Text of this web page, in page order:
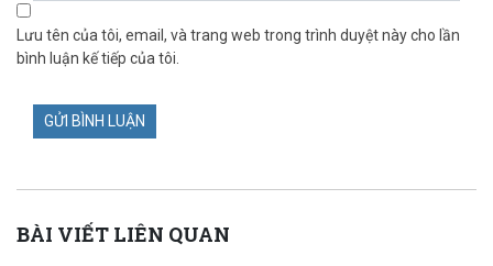
Lưu tên của tôi, email, và trang web trong trình duyệt này cho lần
bình luận kế tiếp của tôi.
BÀI VIẾT LIÊN QUAN